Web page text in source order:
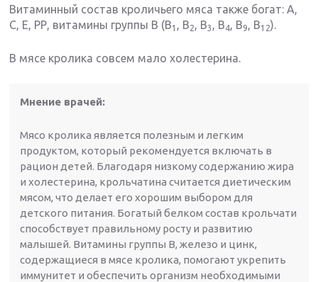
Витаминный состав кроличьего мяса также богат: А,
С, Е, РР, витамины группы В (В1, В2, В3, В4, В9, В12).
В мясе кролика совсем мало холестерина.
Мнение врачей:
Мясо кролика является полезным и легким
продуктом, который рекомендуется включать в
рацион детей. Благодаря низкому содержанию жира
и холестерина, крольчатина считается диетическим
мясом, что делает его хорошим выбором для
детского питания. Богатый белком состав крольчати
способствует правильному росту и развитию
малышей. Витамины группы В, железо и цинк,
содержащиеся в мясе кролика, помогают укрепить
иммунитет и обеспечить организм необходимыми